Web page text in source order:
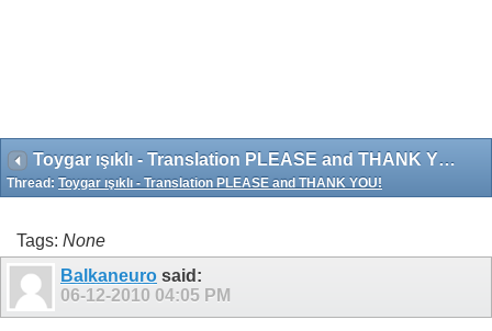
Toygar ışıklı - Translation PLEASE and THANK YOU!
Thread: Toygar ışıklı - Translation PLEASE and THANK YOU!
Tags: None
Balkaneuro said:
06-12-2010 04:05 PM